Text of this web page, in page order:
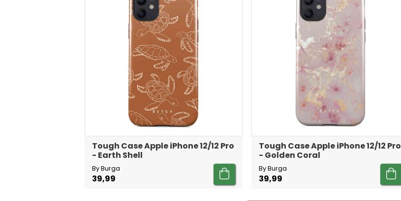
Tough Case Apple iPhone 12/12 Pro
- Earth Shell
By Burga
39,99
Tough Case Apple iPhone 12/12 Pro
- Golden Coral
By Burga
39,99